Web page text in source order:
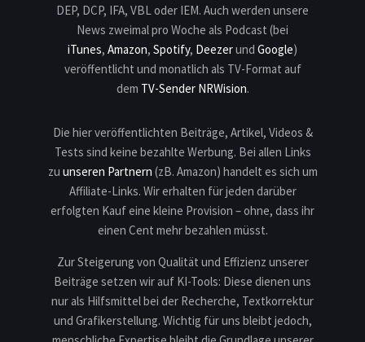
DEP, DCP, IFA, VBL oder IEM. Auch werden unsere
News zweimal pro Woche als Podcast (bei
iTunes, Amazon, Spotify, Deezerund Google)
veröffentlicht und monatlich als TV-Format auf
dem TV-Sender NRWision.
Die hier veröffentlichten Beiträge, Artikel, Videos &
Tests sind keine bezahlte Werbung. Bei allen Links
zu unseren Partnern (zB. Amazon) handelt es sich um
Affiliate-Links. Wir erhalten für jeden darüber
erfolgten Kauf eine kleine Provision – ohne, dass ihr
einen Cent mehr bezahlen müsst.
Zur Steigerung von Qualität und Effizienz unserer
Beiträge setzen wir auf KI-Tools: Diese dienen uns
nur als Hilfsmittel bei der Recherche, Textkorrektur
und Grafikerstellung. Wichtig für uns bleibt jedoch,